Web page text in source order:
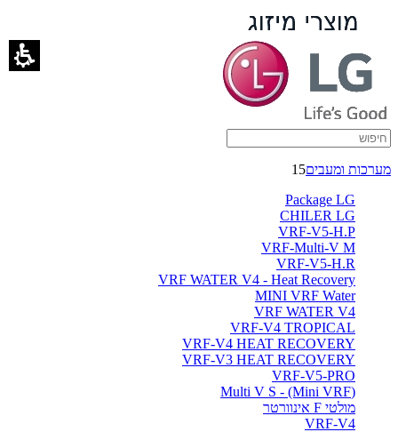
MINI
VRF
Water
-
ברימאג
מערכות
מערכות ומעבים15
Package LG
CHILER LG
VRF-V5-H.P
VRF-Multi-V M
VRF-V5-H.R
VRF WATER V4 - Heat Recovery
MINI VRF Water
VRF WATER V4
VRF-V4 TROPICAL
VRF-V4 HEAT RECOVERY
VRF-V3 HEAT RECOVERY
VRF-V5-PRO
(Multi V S - (Mini VRF
מולטי F אינוורטר
VRF-V4